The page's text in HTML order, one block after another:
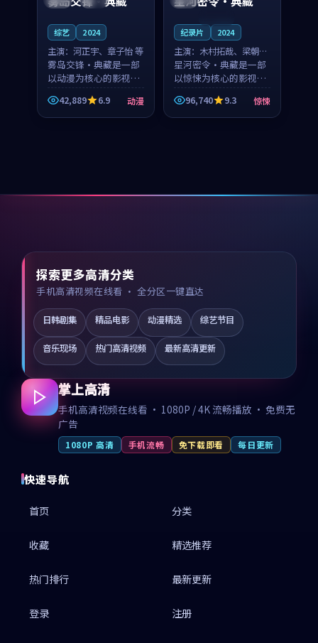
综艺 2024
主演： 河正宇、章子怡 等
雾岛交锋·典藏是一部
以动漫为核心的影视作
品，围绕危机、反转与
人物成长展开，整体节
奏紧凑，值得推荐观
42,889 6.9 动漫
纪录片 2024
主演： 木村拓哉、梁朝伟
等
星河密令·典藏是一部
以惊悚为核心的影视作
品，围绕危机、反转与
人物成长展开，整体节
奏紧凑，值得推荐观
96,740 9.3 惊悚
探索更多高清分类
手机高清视频在线看 · 全分区一键直达
日韩剧集 精品电影 动漫精选 综艺节目
音乐现场 热门高清视频 最新高清更新
掌上高清
手机高清视频在线看 · 1080P / 4K 流畅播放 · 免费无
广告
1080P 高清 手机流畅 免下载即看 每日更新
快速导航
首页 分类
收藏 精选推荐
热门排行 最新更新
登录 注册